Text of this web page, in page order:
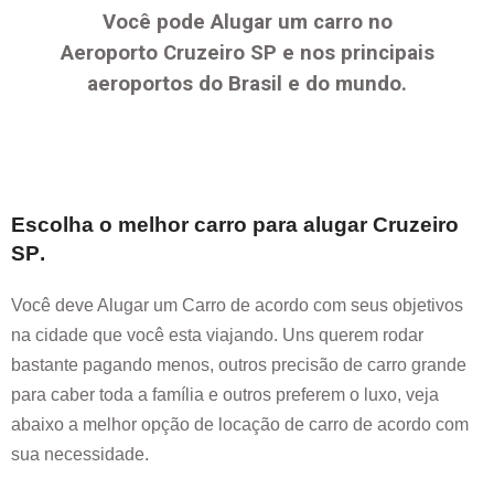
Você pode Alugar um carro no
Aeroporto Cruzeiro SP e nos principais
aeroportos do Brasil e do mundo.
Escolha o melhor carro para alugarCruzeiro
SP.
Você deve Alugar um Carro de acordo com seus objetivos
na cidade que você esta viajando. Uns querem rodar
bastante pagando menos, outros precisão de carro grande
para caber toda a família e outros preferem o luxo, veja
abaixo a melhor opção de locação de carro de acordo com
sua necessidade.